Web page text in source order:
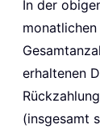
In der
erhaltenen
(insgesamt